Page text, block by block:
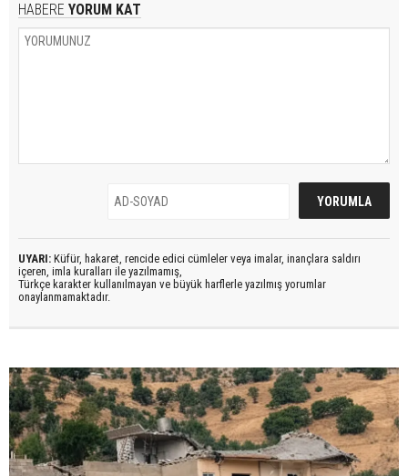
HABERE YORUM KAT
UYARI: Küfür, hakaret, rencide edici cümleler veya imalar, inançlara saldırı
içeren, imla kuralları ile yazılmamış,
Türkçe karakter kullanılmayan ve büyük harflerle yazılmış yorumlar
onaylanmamaktadır.